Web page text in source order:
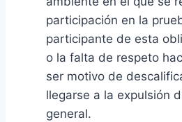
participación en la
participante de esta
o la falta de respeto
ser motivo de
llegarse a la expulsión
general.